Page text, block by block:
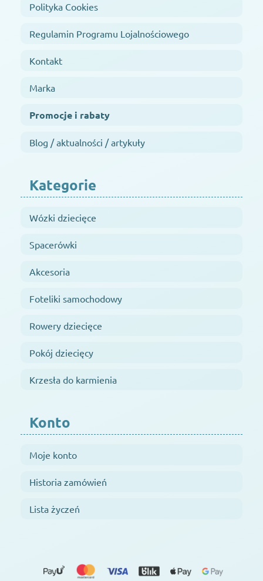
Polityka Cookies
Regulamin Programu Lojalnościowego
Kontakt
Marka
Promocje i rabaty
Blog / aktualności / artykuły
Kategorie
Wózki dziecięce
Spacerówki
Akcesoria
Foteliki samochodowy
Rowery dziecięce
Pokój dziecięcy
Krzesła do karmienia
Konto
Moje konto
Historia zamówień
Lista życzeń